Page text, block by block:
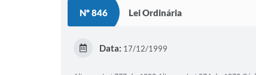
Nº 846 Lei Ordinária
Data: 17/12/1999